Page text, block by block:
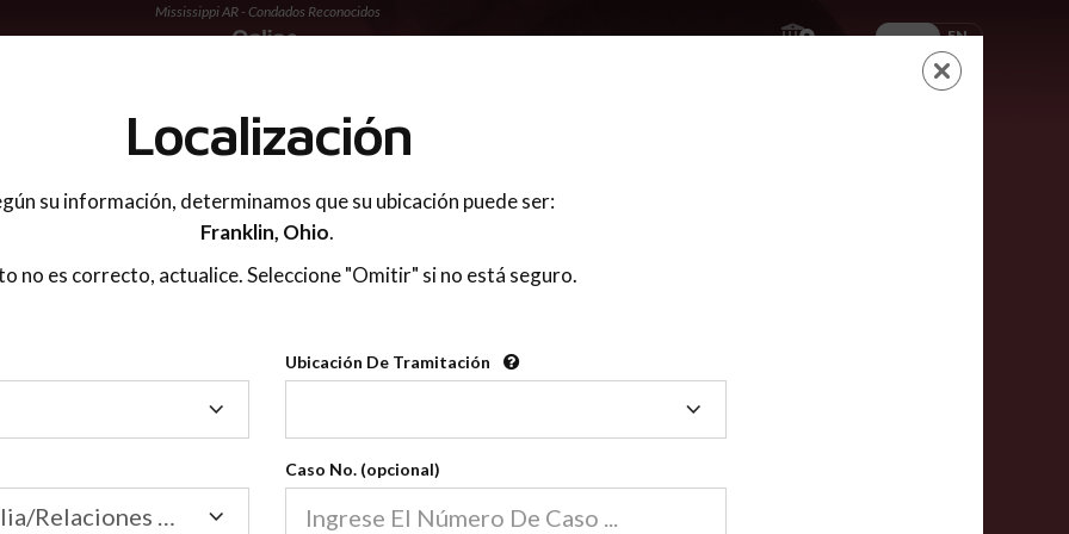
Mississippi AR - Condados Reconocidos
ES EN
LOGIN
Condados Reconocidos
2600
Condados
Nuestras clases de crianza compartida en línea están acreditadas en más de
2600 condados.
Las clases para padres en línea cumplen la mayoría de las normas nacionales
Localización
su información, determinamos que su ubicación puede ser:
Franklin, Ohio.
no es correcto, actualice. Seleccione "Omitir" si no está seguro.
Ubicación De Tramitación
Tramitación
Tribunal de Familia/Relaciones Domésticas
Caso No. (opcional)